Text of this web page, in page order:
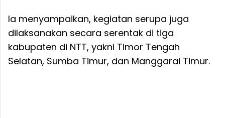
Ia menyampaikan, kegiatan serupa juga
dilaksanakan secara serentak di tiga
kabupaten di NTT, yakni Timor Tengah
Selatan, Sumba Timur, dan Manggarai Timur.